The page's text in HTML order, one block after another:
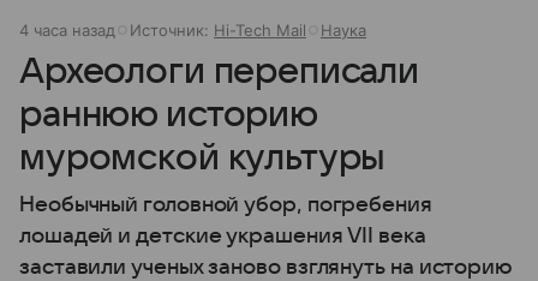
4 часа назад Источник: Hi-Tech Mail Наука
Археологи переписали
раннюю историю
муромской культуры
Необычный головной убор, погребения
лошадей и детские украшения VII века
заставили ученых заново взглянуть на историю